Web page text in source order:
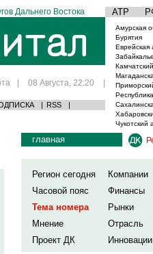
Дальнего Востока АТР
| 08 Августа, 22:20 |
| RSS |
Амурская
Бурятия
Еврейская
Чукотский
главная
Регион сегодня
Компании
Часовой пояс
Финансы
Тема номера
Рынки
Мнение
Отрасль
Проект ДК
Инновации